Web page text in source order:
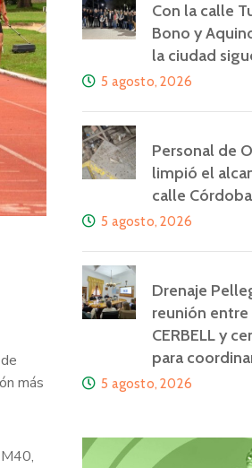
más
Con la calle
Bono y
la ciudad
5 agosto, 2026
Personal de
limpió el
calle Córdoba
5 agosto, 2026
Drenaje
reunión
CERBELL y
para
5 agosto, 2026